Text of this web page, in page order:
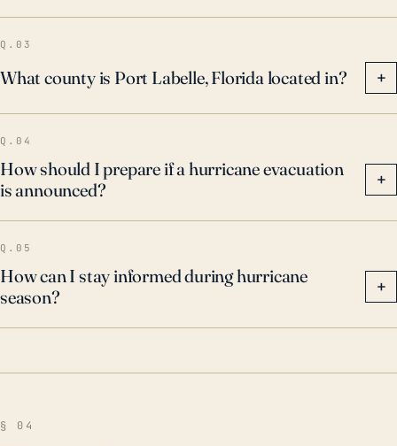
residuos de drenajes y vías fluviales, son cruciales
para mitigar estas amenazas y mejorar la capacidad
de la ciudad para recuperarse de los impactos de los
Q.03
What county is Port Labelle, Florida located in? +
Q.04
How should I prepare if a hurricane evacuation
is announced?
+
Q.05
How can I stay informed during hurricane
season?
+
§ 04